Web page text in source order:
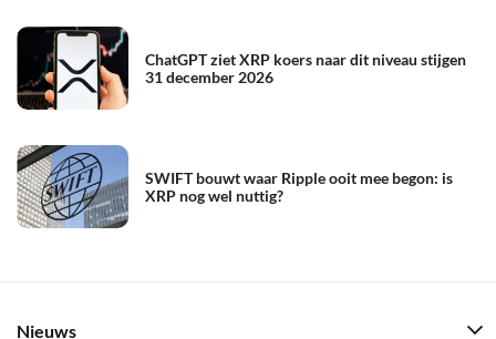
ChatGPT ziet XRP koers naar dit niveau stijgen
31 december 2026
SWIFT bouwt waar Ripple ooit mee begon: is
XRP nog wel nuttig?
Nieuws